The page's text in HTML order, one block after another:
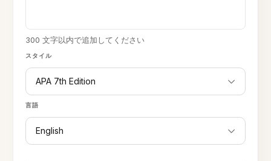
スタイル
APA 7th Edition
言語
English
300 文字以内で追加してください